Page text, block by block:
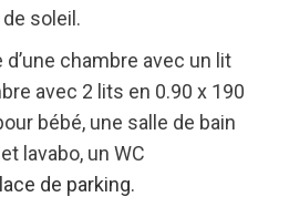
soleil.
chambre avec un lit
avec 2 lits en 0.90 x 190
bébé, une salle de bain
lavabo, un WC
de parking.